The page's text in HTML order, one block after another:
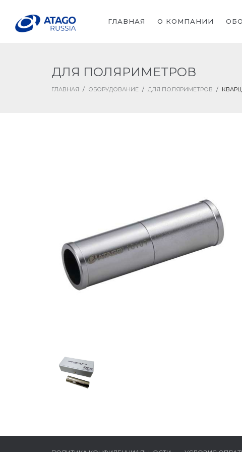
ГЛАВНАЯ О КОМПАНИИ
ДЛЯ ПОЛЯРИМЕТРОВ
ГЛАВНАЯ / ОБОРУДОВАНИЕ / ДЛЯ ПОЛЯРИМЕТРОВ /